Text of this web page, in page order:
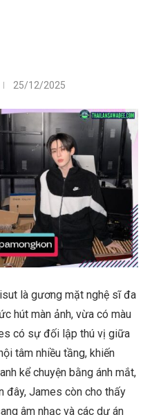
25/12/2025
là gương mặt nghệ sĩ đa
hút màn ảnh, vừa có màu
có sự đối lập thú vị giữa
tâm nhiều tầng, khiến
kể chuyện bằng ánh mắt,
đây, James còn cho thấy
âm nhạc và các dự án